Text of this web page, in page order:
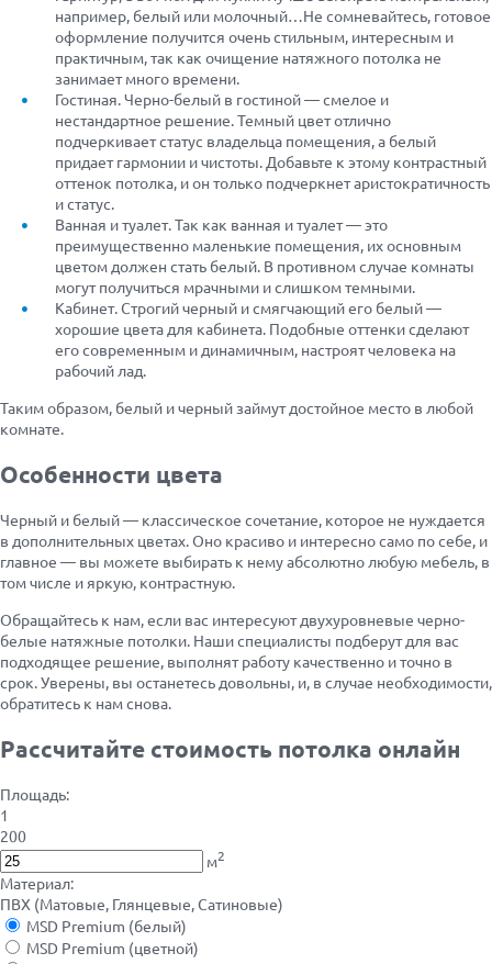
например, белый или молочный…Не сомневайтесь, готовое
оформление получится очень стильным, интересным и
практичным, так как очищение натяжного потолка не
занимает много времени.
Гостиная. Черно-белый в гостиной — смелое и
нестандартное решение. Темный цвет отлично
подчеркивает статус владельца помещения, а белый
придает гармонии и чистоты. Добавьте к этому контрастный
оттенок потолка, и он только подчеркнет аристократичность
и статус.
Ванная и туалет. Так как ванная и туалет — это
преимущественно маленькие помещения, их основным
цветом должен стать белый. В противном случае комнаты
могут получиться мрачными и слишком темными.
Кабинет. Строгий черный и смягчающий его белый —
хорошие цвета для кабинета. Подобные оттенки сделают
его современным и динамичным, настроят человека на
рабочий лад.
Таким образом, белый и черный займут достойное место в любой
комнате.
Особенности цвета
Черный и белый — классическое сочетание, которое не нуждается
в дополнительных цветах. Оно красиво и интересно само по себе, и
главное — вы можете выбирать к нему абсолютно любую мебель, в
том числе и яркую, контрастную.
Обращайтесь к нам, если вас интересуют двухуровневые черно-
белые натяжные потолки. Наши специалисты подберут для вас
подходящее решение, выполнят работу качественно и точно в
срок. Уверены, вы останетесь довольны, и, в случае необходимости,
обратитесь к нам снова.
Рассчитайте стоимость потолка онлайн
Площадь:
1
200
м2
Материал:
ПВХ (Матовые, Глянцевые, Сатиновые)
MSD Premium (белый)
MSD Premium (цветной)